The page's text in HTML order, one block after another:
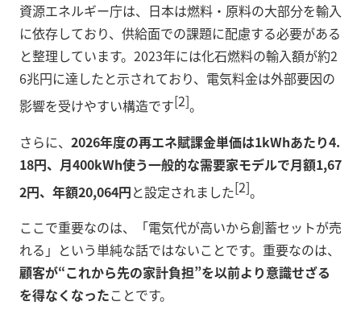
資源エネルギー庁は、日本は燃料・原料の大部分を輸入
に依存しており、供給面での課題に配慮する必要がある
と整理しています。2023年には化石燃料の輸入額が約2
6兆円に達したと示されており、電気料金は外部要因の
影響を受けやすい構造です[2]。
さらに、 2026年度の再エネ賦課金単価は1kWhあたり4.
18円、月400kWh使う一般的な需要家モデルで月額1,67
2円、年額20,064円と設定されました[2]。
ここで重要なのは、「電気代が高いから創蓄セットが売
れる」という単純な話ではないことです。重要なのは、
顧客が“これから先の家計負担”を以前より意識せざる
を得なくなったことです。